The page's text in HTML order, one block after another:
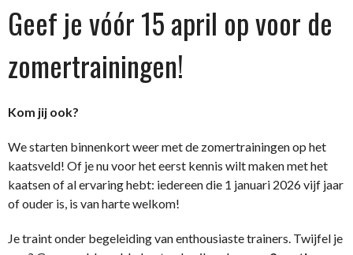
Geef je vóór 15 april op voor de
zomertrainingen!
Kom jij ook?
We starten binnenkort weer met de zomertrainingen op het
kaatsveld! Of je nu voor het eerst kennis wilt maken met het
kaatsen of al ervaring hebt: iedereen die 1 januari 2026 vijf jaar
of ouder is, is van harte welkom!
Je traint onder begeleiding van enthousiaste trainers. Twijfel je